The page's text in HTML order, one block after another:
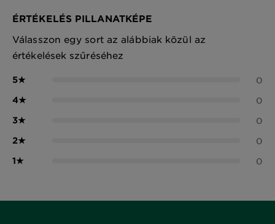
ÉRTÉKELÉS PILLANATKÉPE
Válasszon egy sort az alábbiak közül az
értékelések szűréséhez
5★ 0
4★ 0
3★ 0
2★ 0
1★ 0